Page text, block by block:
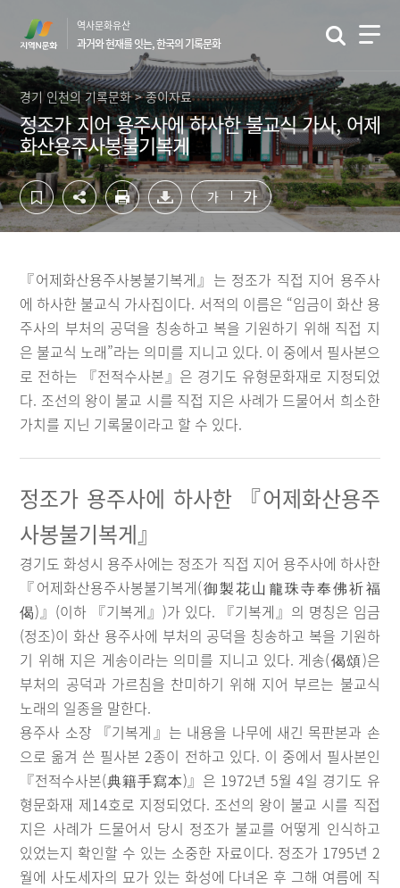
영
역
바
로
가
기
역
바
로
가
기
역사문화유산
과거와 현재를 잇는, 한국의 기록문화
경기 인천의 기록문화 > 종이자료
정조가 지어 용주사에 하사한 불교식 가사, 어제
화산용주사봉불기복게
가 가
『어제화산용주사봉불기복게』는 정조가 직접 지어 용주사
에 하사한 불교식 가사집이다. 서적의 이름은 “임금이 화산 용
주사의 부처의 공덕을 칭송하고 복을 기원하기 위해 직접 지
은 불교식 노래”라는 의미를 지니고 있다. 이 중에서 필사본으
로 전하는 『전적수사본』은 경기도 유형문화재로 지정되었
다. 조선의 왕이 불교 시를 직접 지은 사례가 드물어서 희소한
가치를 지닌 기록물이라고 할 수 있다.
정조가 용주사에 하사한 『어제화산용주
사봉불기복게』
경기도 화성시 용주사에는 정조가 직접 지어 용주사에 하사한
『어제화산용주사봉불기복게(御製花山龍珠寺奉佛祈福
偈)』(이하 『기복게』)가 있다. 『기복게』의 명칭은 임금
(정조)이 화산 용주사에 부처의 공덕을 칭송하고 복을 기원하
기 위해 지은 게송이라는 의미를 지니고 있다. 게송(偈頌)은
부처의 공덕과 가르침을 찬미하기 위해 지어 부르는 불교식
노래의 일종을 말한다.
용주사 소장 『기복게』는 내용을 나무에 새긴 목판본과 손
으로 옮겨 쓴 필사본 2종이 전하고 있다. 이 중에서 필사본인
『전적수사본(典籍手寫本)』은 1972년 5월 4일 경기도 유
형문화재 제14호로 지정되었다. 조선의 왕이 불교 시를 직접
지은 사례가 드물어서 당시 정조가 불교를 어떻게 인식하고
있었는지 확인할 수 있는 소중한 자료이다. 정조가 1795년 2
월에 사도세자의 묘가 있는 화성에 다녀온 후 그해 여름에 직